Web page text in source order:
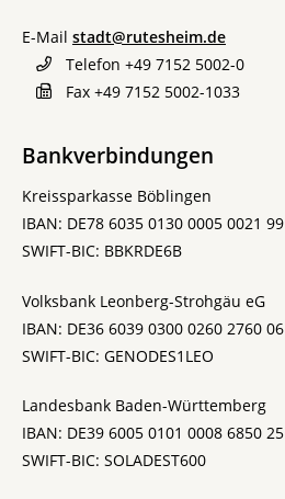
E-Mail stadt@rutesheim.de
Telefon +49 7152 5002-0
Fax +49 7152 5002-1033
Bankverbindungen
Kreissparkasse Böblingen
IBAN: DE78 6035 0130 0005 0021 99
SWIFT-BIC: BBKRDE6B
Volksbank Leonberg-Strohgäu eG
IBAN: DE36 6039 0300 0260 2760 06
SWIFT-BIC: GENODES1LEO
Landesbank Baden-Württemberg
IBAN: DE39 6005 0101 0008 6850 25
SWIFT-BIC: SOLADEST600